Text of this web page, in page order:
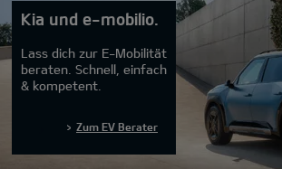
Kia und e-mobilio.
Lass dich zur E-Mobilität
beraten. Schnell, einfach
& kompetent.
Zum EV Berater